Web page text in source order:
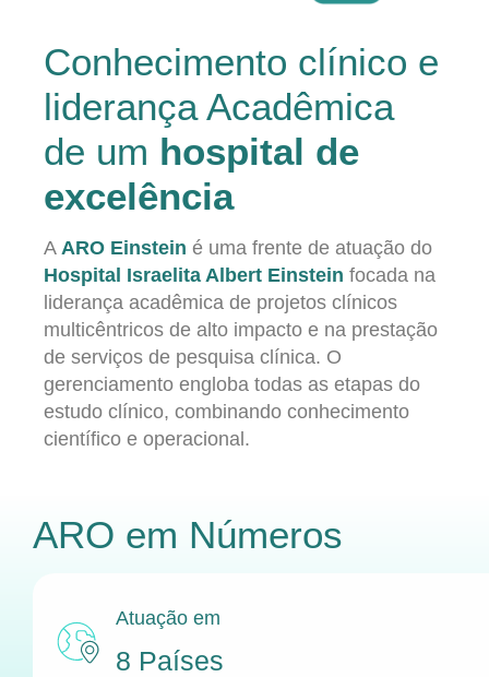
Conhecimento clínico e
liderança Acadêmica
de um hospital de
excelência
A ARO Einstein é uma frente de atuação do
Hospital Israelita Albert Einstein focada na
liderança acadêmica de projetos clínicos
multicêntricos de alto impacto e na prestação
de serviços de pesquisa clínica. O
gerenciamento engloba todas as etapas do
estudo clínico, combinando conhecimento
científico e operacional.
ARO em Números
Atuação em
8 Países